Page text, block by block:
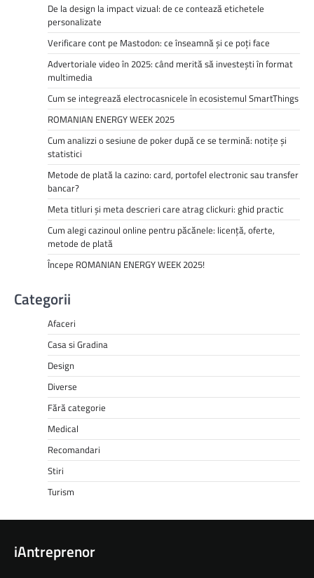
De la design la impact vizual: de ce contează etichetele
personalizate
Verificare cont pe Mastodon: ce înseamnă și ce poți face
Advertoriale video în 2025: când merită să investești în format
multimedia
Cum se integrează electrocasnicele în ecosistemul SmartThings
ROMANIAN ENERGY WEEK 2025
Cum analizzi o sesiune de poker după ce se termină: notițe și
statistici
Metode de plată la cazino: card, portofel electronic sau transfer
bancar?
Meta titluri și meta descrieri care atrag clickuri: ghid practic
Cum alegi cazinoul online pentru păcănele: licență, oferte,
metode de plată
Începe ROMANIAN ENERGY WEEK 2025!
Categorii
Afaceri
Casa si Gradina
Design
Diverse
Fără categorie
Medical
Recomandari
Stiri
Turism
iAntreprenor